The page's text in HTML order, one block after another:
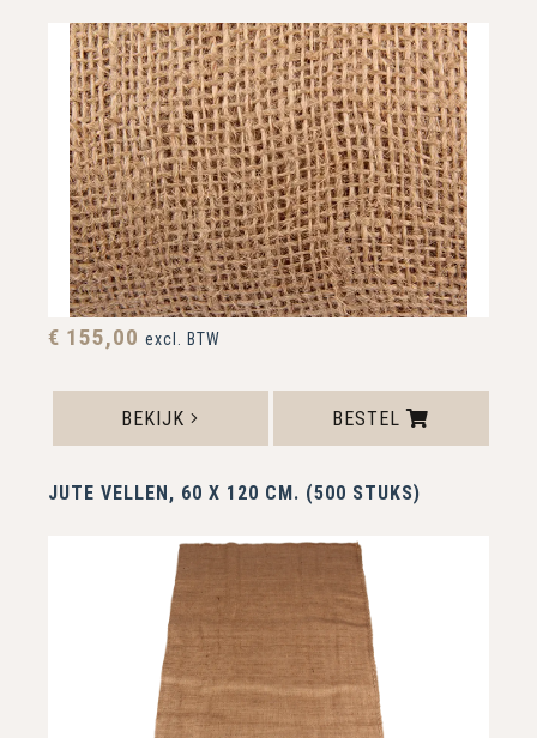
€ 155,00 excl. BTW
BEKIJK BESTEL
JUTE VELLEN, 60 X 120 CM. (500 STUKS)